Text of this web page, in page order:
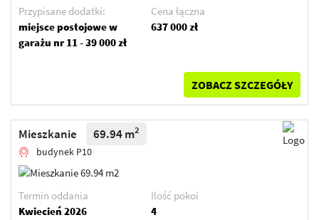
Przypisane dodatki:
miejsce postojowe w
garażu nr 11 - 39 000 zł
Cena łączna
637 000 zł
ZOBACZ SZCZEGÓŁY
Mieszkanie 69.94 m2
budynek P10
Termin oddania
Kwiecień 2026
Ilość pokoi
4